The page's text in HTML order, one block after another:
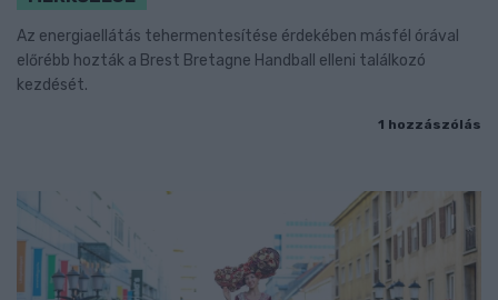
Az energiaellátás tehermentesítése érdekében másfél órával
előrébb hozták a Brest Bretagne Handball elleni találkozó
kezdését.
1 hozzászólás